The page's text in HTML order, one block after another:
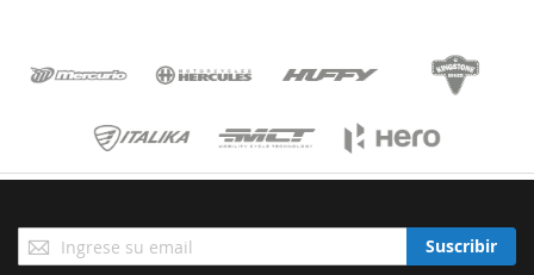
Suscríbase
a
Suscribir